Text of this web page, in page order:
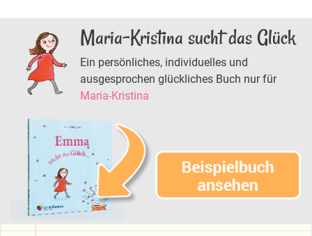
Maria-Kristina sucht das Glück
Ein persönliches, individuelles und
ausgesprochen glückliches Buch nur für
Maria-Kristina